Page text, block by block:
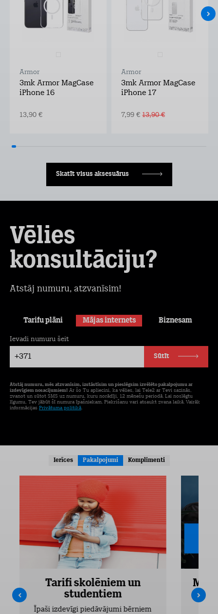
Armor
3mk Armor MagCase
iPhone 16
13,90 €
Armor
3mk Armor MagCase
iPhone 17
7,99 € 13,90 €
Skatīt visus aksesuārus
Vēlies
konsultāciju?
Atstāj numuru, atzvanīsim!
Tarifu plāni Mājas internets Biznesam
+371
Ievadi numuru šeit
Sūtīt
Atstāj numuru, mēs atzvanīsim, izstāstīsim un pieslēgsim izvēlēto pakalpojumu ar
izdevīgiem nosacījumiem! Ar šo Tu apliecini, ka vēlies, lai Tele2 ar Tevi sazinās,
zvanot un sūtot SMS uz numuru, kuru norādīji, 12 mēnešu periodā. Lai noslēgtu
līgumu, Tev jābūt šī numura īpašniekam. Piekrišanu vari atsaukt zvana laikā. Vairāk
informācijas Privātuma politikā.
Ierīces Pakalpojumi Komplimenti
Tarifi skolēniem un
studentiem
Īpaši izdevīgi piedāvājumi bērniem